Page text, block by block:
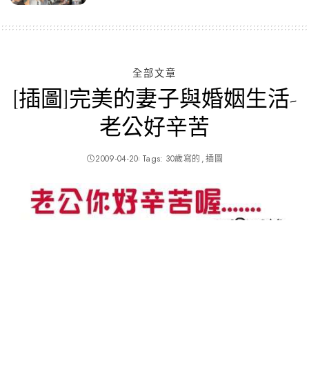
全部文章
[插圖]完美的妻子與婚姻生活-
老公好辛苦
2009-04-20 Tags: 30歲寫的 插圖